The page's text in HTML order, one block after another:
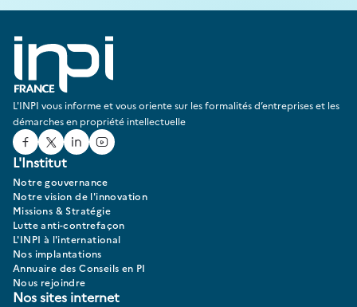
L'INPI vous informe et vous oriente sur les formalités d’entreprises et les
démarches en propriété intellectuelle
Facebook
TwitterLinked In
Youtube
L'Institut
Notre gouvernance
Notre vision de l'innovation
Missions & Stratégie
Lutte anti-contrefaçon
L'INPI à l'international
Nos implantations
Annuaire des Conseils en PI
Nous rejoindre
Nos sites internet